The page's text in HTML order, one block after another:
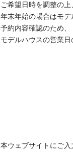
ご希望日時を調整の
年末年始の場合はモ
予約内容確認のため
モデルハウスの営業
本ウェブサイトにご